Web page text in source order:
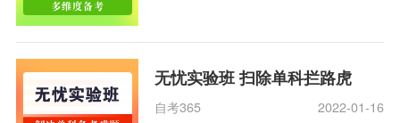
无忧实验班 扫除单科拦路虎
自考365 2022-01-16